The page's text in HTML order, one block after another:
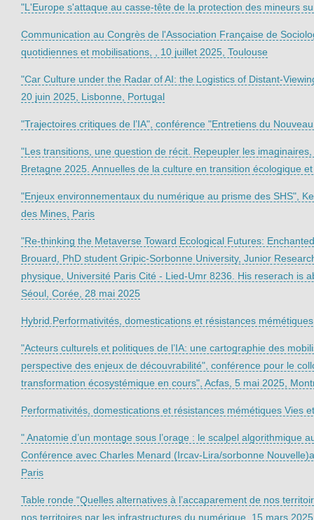
"L'Europe s'attaque au casse-tête de la protection des mineurs
Communication au Congrès de l'Association Française de
quotidiennes et mobilisations, , 10 juillet 2025, Toulouse
"Car Culture under the Radar of AI: the Logistics of Distant-
20 juin 2025, Lisbonne, Portugal
"Trajectoires critiques de l’IA", conférence "Entretiens du
"Les transitions, une question de récit. Repeupler les
Bretagne 2025. Annuelles de la culture en transition écologique
"Enjeux environnementaux du numérique au prisme des SHS",
des Mines, Paris
"Re-thinking the Metaverse Toward Ecological Futures:
Brouard, PhD student Gripic-Sorbonne University, Junior
physique, Université Paris Cité - Lied-Umr 8236. His reserach is
Séoul, Corée, 28 mai 2025
Hybrid.Performativités, domestications et résistances
"Acteurs culturels et politiques de l’IA: une cartographie des
perspective des enjeux de découvrabilité", conférence pour le
transformation écosystémique en cours", Acfas, 5 mai 2025,
Performativités, domestications et résistances mémétiques Vies
" Anatomie d’un montage sous l’orage : le scalpel algorithmique
Conférence avec Charles Menard (Ircav-Lira/sorbonne
Paris
Table ronde “Quelles alternatives à l’accaparement de nos
nos territoires par les infrastructures du numérique, 15 mars